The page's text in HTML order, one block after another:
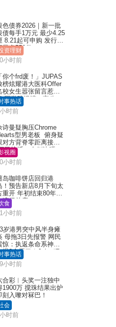
色债券2026｜新一批
债每手1万元 最少4.25
8.21起可申购 发行金
最多550亿
资理财
小时前
「你个frd废！」JUPAS
榜炫耀港大医科Offer
校女生嚣张留言惹众
医学院澄清：宣称
40.5分获录取」不符事
｜Juicy叮
事热话
时前
诗曼疑胸压Chrome
型男老板 俯身疑
对方背脊零距离接触
民惊呼：企侧边唔
？
视圈
小时前
岛咖啡饼店回归港
！预告新店8月下旬太
重开 年初结束80年历
湾仔总店
食
小时前
岁港男突中风半身瘫
母拖3日先报警 网民
惊：执返条命系神迹
爆2个恶习｜Juicy叮
事热话
小时前
合彩︱头奖一注独中
万 搅珠结果出炉
刻入嚟对冧巴！
会
时前